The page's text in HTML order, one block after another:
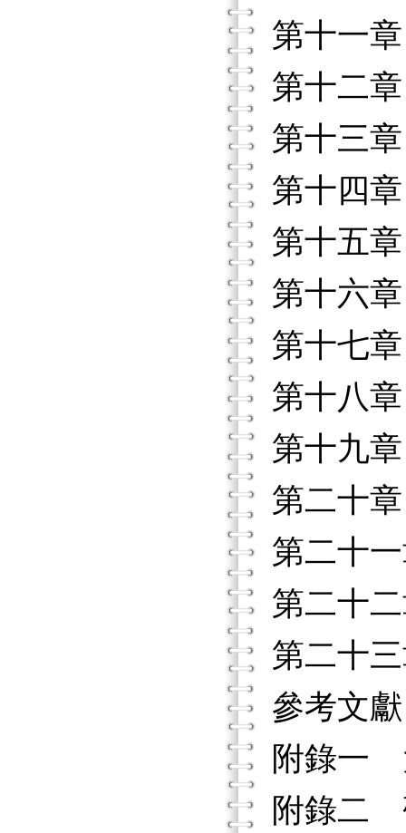
第十一
第十二
第十三
第十四
第十五
第十六
第十七
第十八
第十九
第二十
第二十
第二十
第二十
參考文獻
附錄一
附錄二